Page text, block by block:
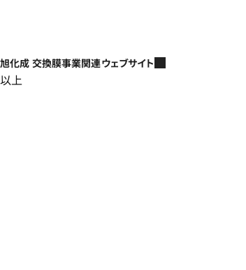
旭化成 交換膜事業関連ウェブサイト
以上